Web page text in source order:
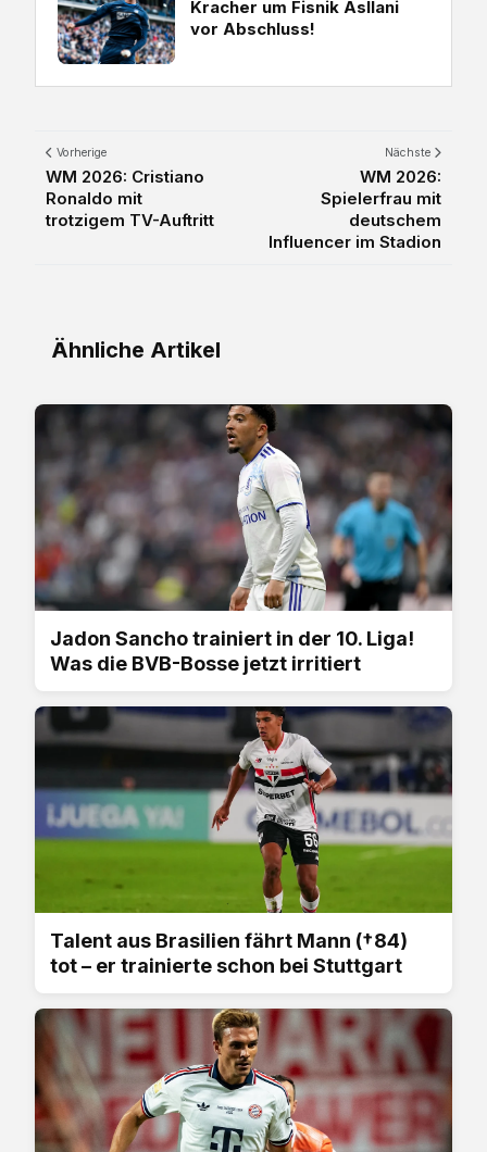
Kracher um Fisnik Asllani
vor Abschluss!
Vorherige
WM 2026: Cristiano
Ronaldo mit
trotzigem TV-Auftritt
Nächste
WM 2026:
Spielerfrau mit
deutschem
Influencer im Stadion
Ähnliche Artikel
Jadon Sancho trainiert in der 10. Liga!
Was die BVB-Bosse jetzt irritiert
Talent aus Brasilien fährt Mann (†84)
tot – er trainierte schon bei Stuttgart